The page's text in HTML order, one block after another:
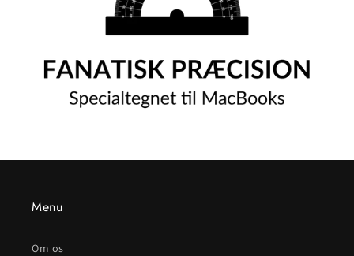
Menu
Om os